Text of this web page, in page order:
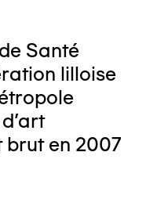
Santé
lilloise
brut en 2007